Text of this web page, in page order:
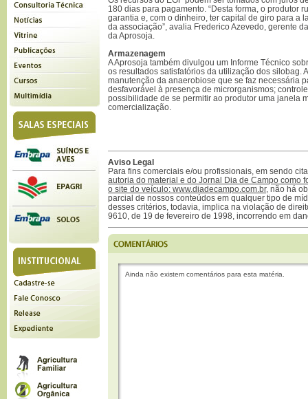
180 dias para pagamento. “Desta forma, o produtor
garantia e, com o dinheiro, ter capital de giro para a
da associação”, avalia Frederico Azevedo, gerente
da Aprosoja.
Armazenagem
A Aprosoja também divulgou um Informe Técnico
os resultados satisfatórios da utilização dos silobag.
manutenção da anaerobiose que se faz necessária
desfavorável à presença de microrganismos;
possibilidade de se permitir ao produtor uma janela
comercialização.
Aviso Legal
Para fins comerciais e/ou profissionais, em sendo
autoria do material e do Jornal Dia de Campo como
o site do veículo: www.diadecampo.com.br, não há
parcial de nossos conteúdos em qualquer tipo de
desses critérios, todavia, implica na violação de
9610, de 19 de fevereiro de 1998, incorrendo em
Ainda não existem comentários para esta matéria.